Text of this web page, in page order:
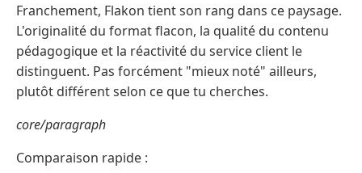
Franchement, Flakon tient son rang dans ce paysage.
L'originalité du format flacon, la qualité du contenu
pédagogique et la réactivité du service client le
distinguent. Pas forcément "mieux noté" ailleurs,
plutôt différent selon ce que tu cherches.
core/paragraph
Comparaison rapide :